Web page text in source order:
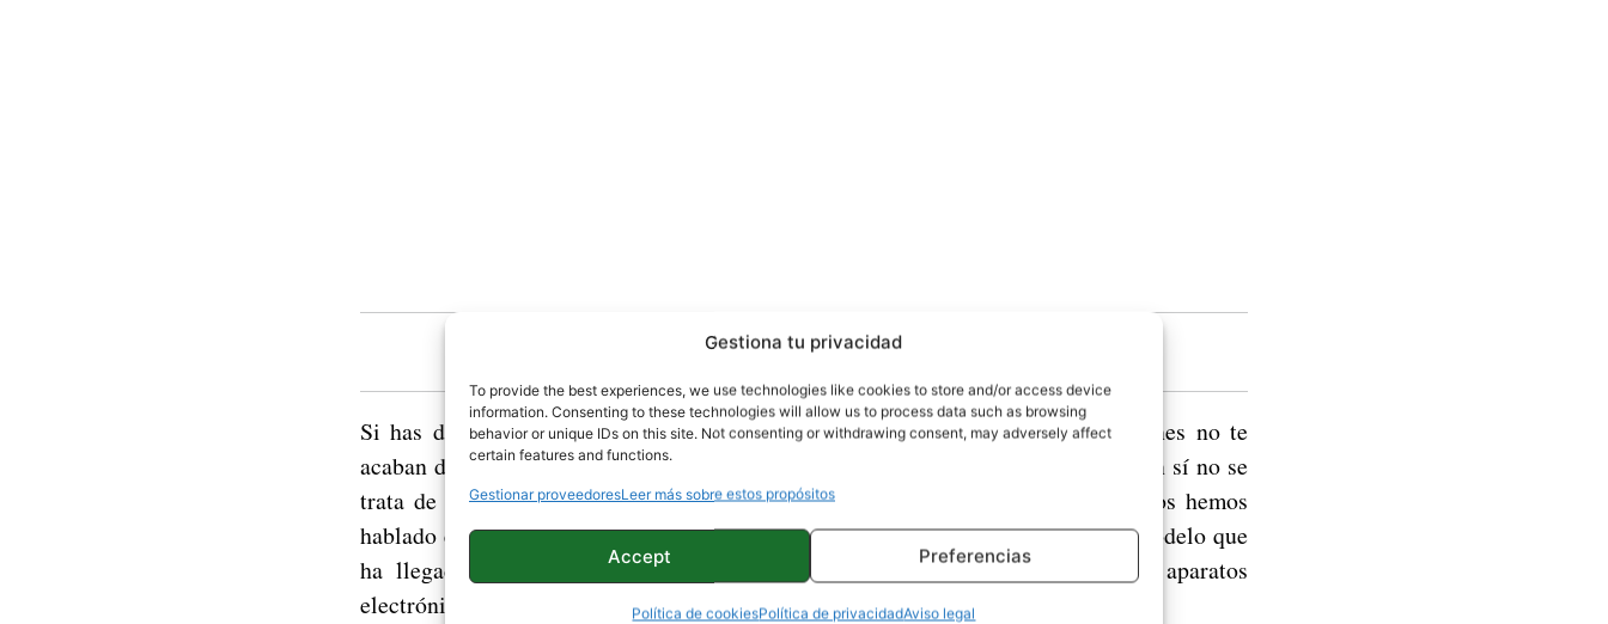
Gestiona tu privacidad
To provide the best experiences, we use technologies like cookies to store and/or access device
information. Consenting to these technologies will allow us to process data such as browsing
behavior or unique IDs on this site. Not consenting or withdrawing consent, may adversely affect
certain features and functions.
Gestionar proveedoresLeer más sobre estos propósitos
Accept Preferencias
Política de cookiesPolítica de privacidadAviso legal
Xiaomi Mi Note 2 llegaría con una versión de 8 GB de RAM
Si has descartado los Vertu, por su horrible diseño o porque sus especificaciones no te
acaban de convencer, tienes más opciones en el mercado que seguro te gustan. En sí no se
trata de comprar un móvil caro, sino de la funda con la que está cubierto. Ya os hemos
hablado en alguna ocasión de los móviles de oro y hoy toca contaros un nuevo modelo que
ha llegado a una de las compañías más importantes en esto de cubrir los aparatos
electrónicos de oro.